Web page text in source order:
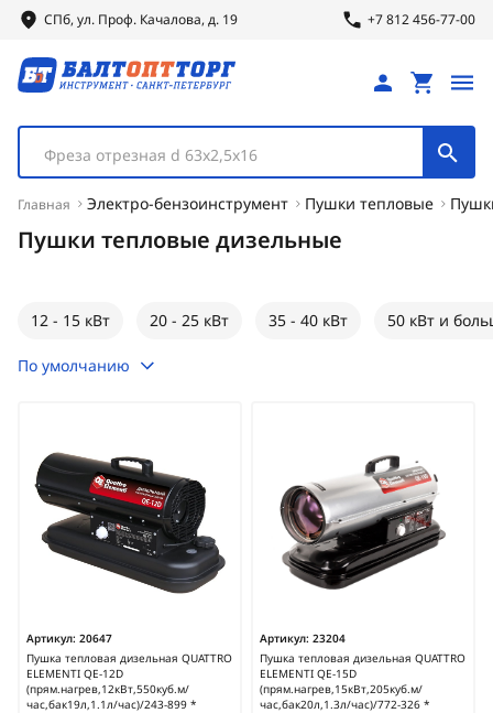
СПб, ул. Проф. Качалова, д. 19 +7 812 456-77-00
Фреза отрезная d 63х2,5х16
Главная Электро-бензоинструмент Пушки тепловые
Пушки тепловые дизельные
12 - 15 кВт 20 - 25 кВт 35 - 40 кВт 50 кВт и
По умолчанию
Артикул: 20647
Пушка тепловая дизельная QUATTRO
ELEMENTI QE-12D
(прям.нагрев,12кВт,550куб.м/
час,бак19л,1.1л/час)/243-899 *
Артикул: 23204
Пушка тепловая дизельная QUATTRO
ELEMENTI QE-15D
(прям.нагрев,15кВт,205куб.м/
час,бак20л,1.3л/час)/772-326 *